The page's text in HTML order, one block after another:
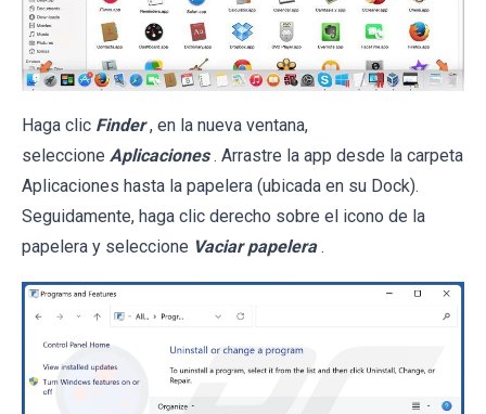
Haga clic Finder , en la nueva ventana,
seleccione Aplicaciones . Arrastre la app desde la carpeta
Aplicaciones hasta la papelera (ubicada en su Dock).
Seguidamente, haga clic derecho sobre el icono de la
papelera y seleccione Vaciar papelera .